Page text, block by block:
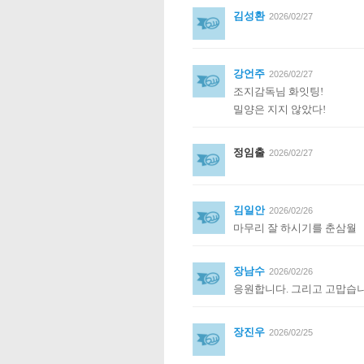
김성환 2026/02/27
강언주 2026/02/27
조지감독님 화잇팅!
밀양은 지지 않았다!
정임출 2026/02/27
김일안 2026/02/26
마무리 잘 하시기를 춘삼월
장남수 2026/02/26
응원합니다. 그리고 고맙습
장진우 2026/02/25